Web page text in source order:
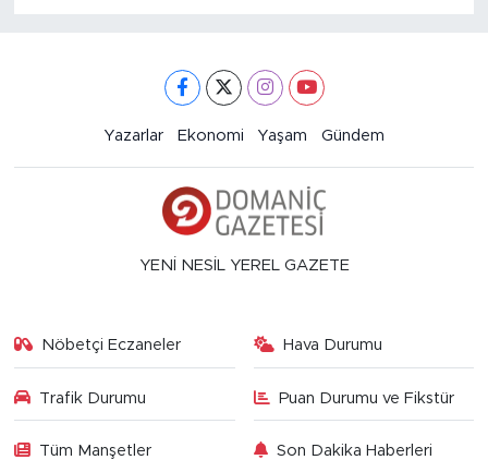
Yazarlar Ekonomi Yaşam Gündem
YENİ NESİL YEREL GAZETE
Nöbetçi Eczaneler Hava Durumu
Trafik Durumu Puan Durumu ve Fikstür
Tüm Manşetler Son Dakika Haberleri